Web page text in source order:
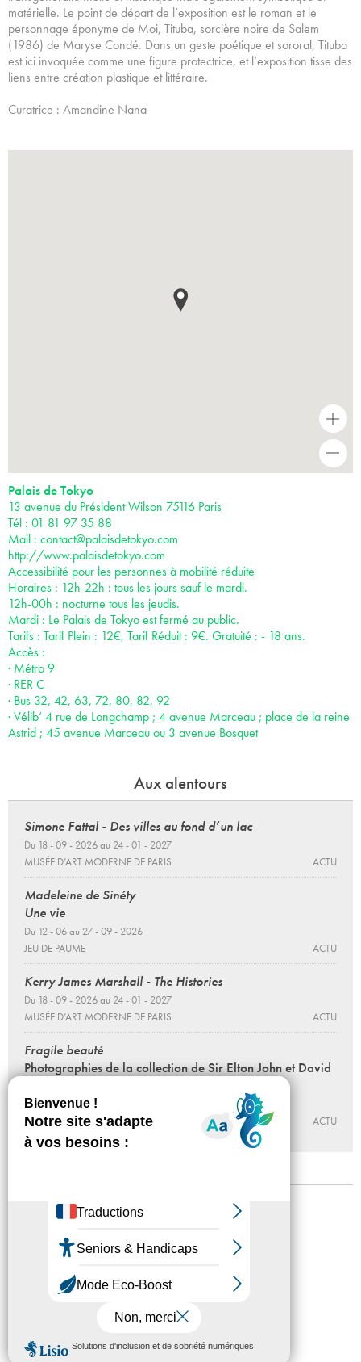
matérielle. Le point de départ de l’exposition est le roman et le
personnage éponyme de Moi, Tituba, sorcière noire de Salem
(1986) de Maryse Condé. Dans un geste poétique et sororal, Tituba
est ici invoquée comme une figure protectrice, et l’exposition tisse des
liens entre création plastique et littéraire.
Curatrice : Amandine Nana
+
Palais de Tokyo
13 avenue du Président Wilson 75116 Paris
Tél : 01 81 97 35 88
Mail : contact@palaisdetokyo.com
http://www.palaisdetokyo.com
Accessibilité pour les personnes à mobilité réduite
Horaires : 12h-22h : tous les jours sauf le mardi.
12h-00h : nocturne tous les jeudis.
Mardi : Le Palais de Tokyo est fermé au public.
Tarifs : Tarif Plein : 12€, Tarif Réduit : 9€. Gratuité : - 18 ans.
Accès :
· Métro 9
· RER C
· Bus 32, 42, 63, 72, 80, 82, 92
· Vélib’ 4 rue de Longchamp ; 4 avenue Marceau ; place de la reine
Astrid ; 45 avenue Marceau ou 3 avenue Bosquet
Aux alentours
Simone Fattal - Des villes au fond d’un lac
Du 18 - 09 - 2026 au 24 - 01 - 2027
MUSÉE D’ART MODERNE DE PARIS
ACTU
Madeleine de Sinéty
Une vie
Du 12 - 06 au 27 - 09 - 2026
JEU DE PAUME
ACTU
Kerry James Marshall - The Histories
Du 18 - 09 - 2026 au 24 - 01 - 2027
MUSÉE D’ART MODERNE DE PARIS
ACTU
Fragile beauté
Photographies de la collection de Sir Elton John et David
Du 12 - 06 au 27 - 09 - 2026
JEU DE PAUME
ACTU
Accessibilité
Presse